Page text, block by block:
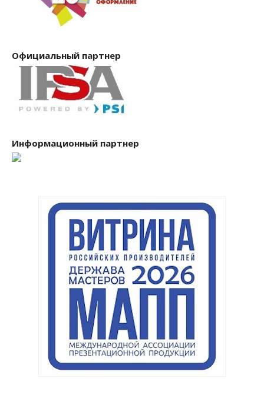
Официальный партнер
Информационный партнер